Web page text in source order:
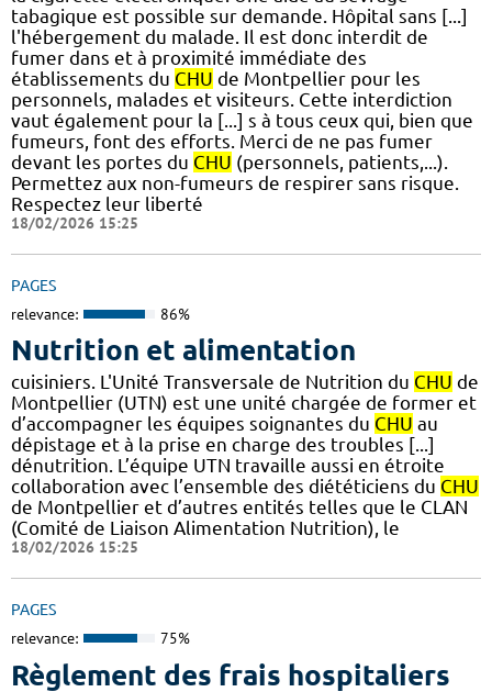
tabagique est possible sur demande. Hôpital sans [...]
l'hébergement du malade. Il est donc interdit de
fumer dans et à proximité immédiate des
établissements du CHU de Montpellier pour les
personnels, malades et visiteurs. Cette interdiction
vaut également pour la [...] s à tous ceux qui, bien que
fumeurs, font des efforts. Merci de ne pas fumer
devant les portes du CHU (personnels, patients,...).
Permettez aux non-fumeurs de respirer sans risque.
Respectez leur liberté
18/02/2026 15:25
PAGES
relevance: 86%
Nutrition et alimentation
cuisiniers. L'Unité Transversale de Nutrition du CHU de
Montpellier (UTN) est une unité chargée de former et
d’accompagner les équipes soignantes du CHU au
dépistage et à la prise en charge des troubles [...]
dénutrition. L’équipe UTN travaille aussi en étroite
collaboration avec l’ensemble des diététiciens du CHU
de Montpellier et d’autres entités telles que le CLAN
(Comité de Liaison Alimentation Nutrition), le
18/02/2026 15:25
PAGES
relevance: 75%
Règlement des frais hospitaliers